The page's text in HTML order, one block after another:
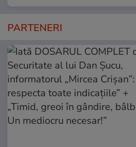
PARTENERI